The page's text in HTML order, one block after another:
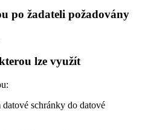
po žadateli požadovány
lze využít
schránky do datové